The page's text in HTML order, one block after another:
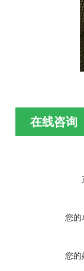
在线咨询
您的
您的